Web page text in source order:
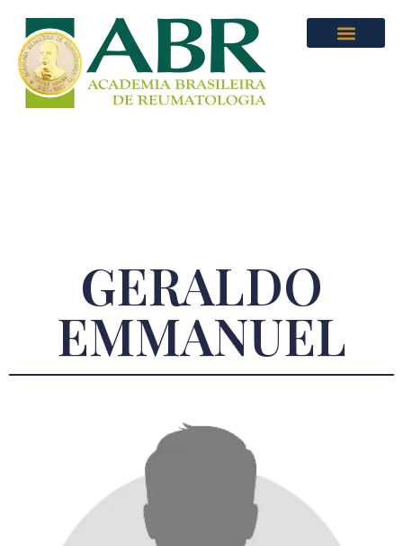
GERALDO
EMMANUEL